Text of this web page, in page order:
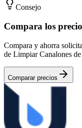
Consejo
Compara los
Compara y ahorra
de Limpiar Canalones
Comparar precios